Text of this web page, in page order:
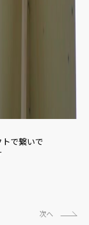
で繋いで
次へ